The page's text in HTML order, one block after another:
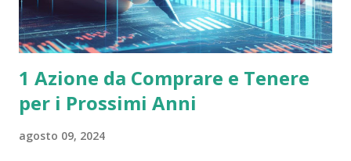
Non so...
1 Azione da Comprare e Tenere
per i Prossimi Anni
agosto 09, 2024